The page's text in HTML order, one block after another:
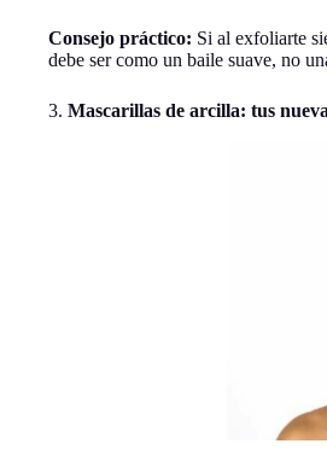
Consejo práctico: Si al exfoliarte
debe ser como un baile suave, no
3. Mascarillas de arcilla: tus